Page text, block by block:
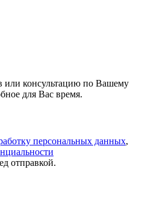
или консультацию по Вашему
для Вас время.
персональных данных,
отправкой.